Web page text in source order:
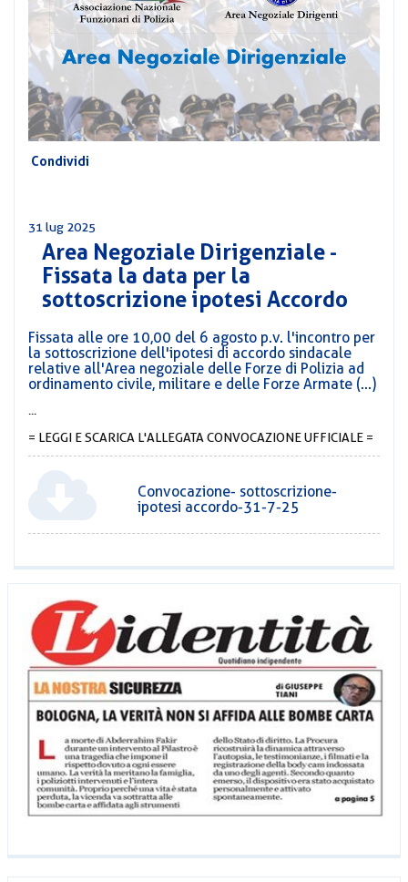
PREVIDENZA
CONVENZIONI
AREA
DIRIGENZIALE
CIRCOLARI
CORSI
MOBILITÀ
DEL
PERSONALE
Condividi
31 lug 2025
Area Negoziale Dirigenziale -
Fissata la data per la
sottoscrizione ipotesi Accordo
Fissata alle ore 10,00 del 6 agosto p.v. l'incontro per
la sottoscrizione dell'ipotesi di accordo sindacale
relative all'Area negoziale delle Forze di Polizia ad
ordinamento civile, militare e delle Forze Armate (...)
= LEGGI E SCARICA L'ALLEGATA CONVOCAZIONE UFFICIALE =
Convocazione- sottoscrizione-
ipotesi accordo-31-7-25